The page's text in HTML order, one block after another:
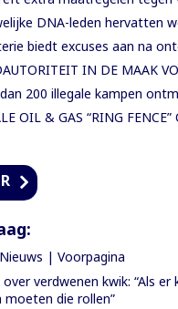
leden hervatten werk en eisen strengere gedragsregels na
excuses aan na onterechte beschuldigingen tegen
IN DE MAAK VOOR MEER
200 illegale kampen ontmanteld uit
& GAS “RING FENCE” OR “NO RING FENCE”?
| Voorpagina
verdwenen kwik: “Als
moeten die rollen”